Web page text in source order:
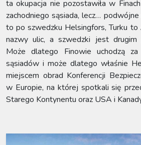
ta okupacja nie pozostawiła w
zachodniego sąsiada, lecz…
to po szwedzku Helsingfors, Turku
nazwy ulic, a szwedzki jest drugim
Może dlatego Finowie uchodzą za
sąsiadów i może dlatego właśnie
miejscem obrad Konferencji
w Europie, na której spotkali się
Starego Kontynentu oraz USA i